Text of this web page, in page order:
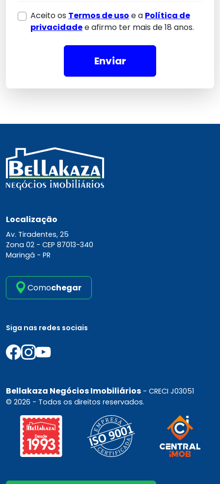
Aceito os Termos de uso e a Política de
privacidadee afirmo ter mais de 18 anos.
Enviar
Localização
Av. Tiradentes, 25
Zona 02 - CEP 87013-340
Maringá - PR
Comochegar
Siga nas redes sociais
Bellakaza Negócios Imobiliários - CRECI J03051
© 2026 - Todos os direitos reservados.